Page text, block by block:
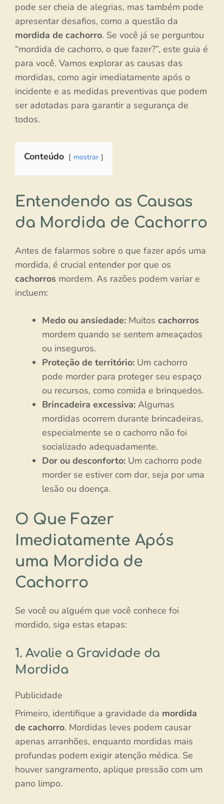
pode ser cheia de alegrias, mas também pode
apresentar desafios, como a questão da
mordida de cachorro. Se você já se perguntou
“mordida de cachorro, o que fazer?”, este guia é
para você. Vamos explorar as causas das
mordidas, como agir imediatamente após o
incidente e as medidas preventivas que podem
ser adotadas para garantir a segurança de
todos.
Conteúdo mostrar
Entendendo as Causas
da Mordida de Cachorro
Antes de falarmos sobre o que fazer após uma
mordida, é crucial entender por que os
cachorros mordem. As razões podem variar e
incluem:
Medo ou ansiedade: Muitos cachorros
mordem quando se sentem ameaçados
ou inseguros.
Proteção de território: Um cachorro
pode morder para proteger seu espaço
ou recursos, como comida e brinquedos.
Brincadeira excessiva: Algumas
mordidas ocorrem durante brincadeiras,
especialmente se o cachorro não foi
socializado adequadamente.
Dor ou desconforto: Um cachorro pode
morder se estiver com dor, seja por uma
lesão ou doença.
O Que Fazer
Imediatamente Após
uma Mordida de
Cachorro
Se você ou alguém que você conhece foi
mordido, siga estas etapas:
1. Avalie a Gravidade da
Mordida
Publicidade
Primeiro, identifique a gravidade da mordida
de cachorro. Mordidas leves podem causar
apenas arranhões, enquanto mordidas mais
profundas podem exigir atenção médica. Se
houver sangramento, aplique pressão com um
pano limpo.